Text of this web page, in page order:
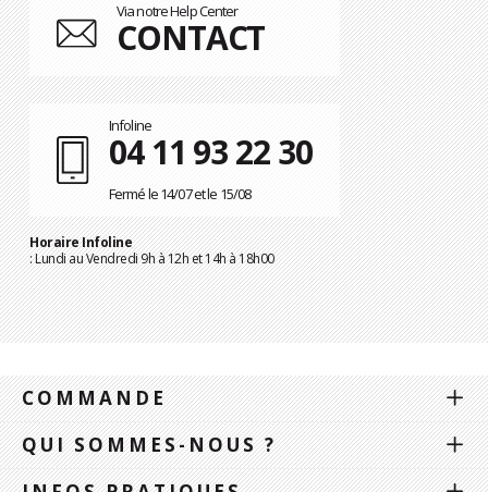
Via notre Help Center
CONTACT
Infoline
04 11 93 22 30
Fermé le 14/07 et le 15/08
Horaire Infoline
: Lundi au Vendredi 9h à 12h et 14h à 18h00
COMMANDE
QUI SOMMES-NOUS ?